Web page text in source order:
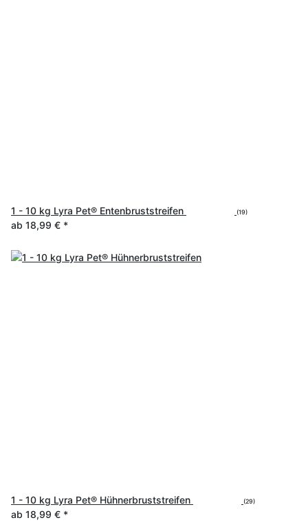
1 - 10 kg Lyra Pet® Entenbruststreifen (19)
ab 18,99 € *
1 - 10 kg Lyra Pet® Hühnerbruststreifen (29)
ab 18,99 € *